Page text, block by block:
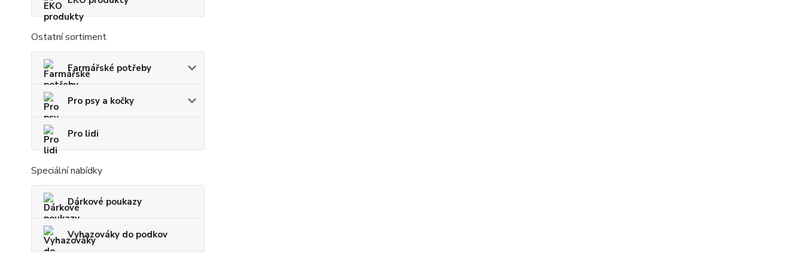
Ostatní sortiment
Farmářské potřeby
Pro psy a kočky
Pro lidi
Speciální nabídky
Dárkové poukazy
Vyhazováky do podkov